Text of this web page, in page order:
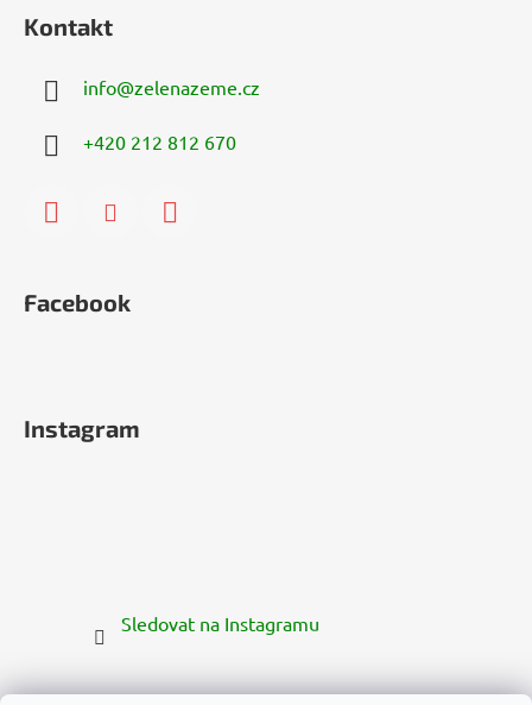
Kontakt
info@zelenazeme.cz
+420 212 812 670
Facebook
Instagram
Sledovat na Instagramu